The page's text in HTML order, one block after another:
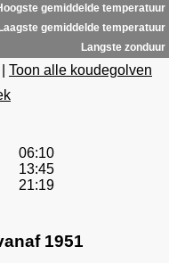
gemiddelde temperatuur
Laagste gemiddelde temperatuur
Langste zonduur
Toon alle koudegolven
06:10
13:45
21:19
1951